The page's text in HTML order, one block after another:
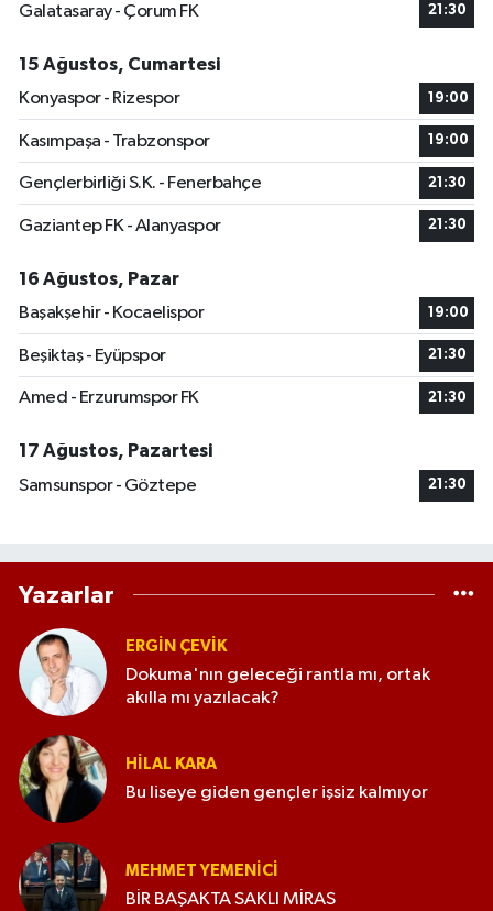
Galatasaray - Çorum FK
21:30
15 Ağustos, Cumartesi
Konyaspor - Rizespor
19:00
Kasımpaşa - Trabzonspor 19:00
Gençlerbirliği S.K. - Fenerbahçe 21:30
Gaziantep FK - Alanyaspor 21:30
16 Ağustos, Pazar
Başakşehir - Kocaelispor
19:00
Beşiktaş - Eyüpspor 21:30
Amed - Erzurumspor FK 21:30
17 Ağustos, Pazartesi
Samsunspor - Göztepe
21:30
Yazarlar
ERGIN ÇEVİK
Dokuma'nın geleceği rantla mı, ortak
akılla mı yazılacak?
HILAL KARA
Bu liseye giden gençler işsiz kalmıyor
MEHMET YEMENICI
BİR BAŞAKTA SAKLI MİRAS